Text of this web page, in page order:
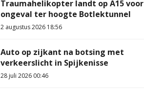
Traumahelikopter landt op A15 voor
ongeval ter hoogte Botlektunnel
2 augustus 2026 18:56
Auto op zijkant na botsing met
verkeerslicht in Spijkenisse
28 juli 2026 00:46